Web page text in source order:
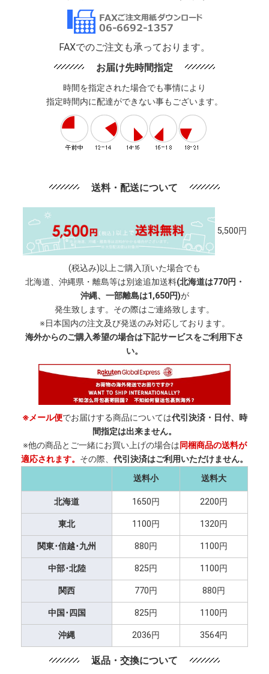
FAXでのご注文も承っております。
お届け先時間指定
時間を指定された場合でも事情により
指定時間内に配達ができない事もございます。
送料・配送について
5,500円
(税込み)以上ご購入頂いた場合でも
北海道、沖縄県・離島等は別途追加送料(北海道は770円・
沖縄、一部離島は1,650円)が
発生致します。その際はご連絡致します。
※日本国内の注文及び発送のみ対応しております。
海外からのご購入希望の場合は下記サービスをご利用下さ
い。
※メール便でお届けする商品については代引決済・日付、時
間指定は出来ません。
※他の商品とご一緒にお買い上げの場合は同梱商品の送料が
適応されます。 その際、 代引決済はご利用いただけません。
送料小
送料大
北海道 1650円 2200円
東北 1100円 1320円
関東･信越･九州 880円 1100円
中部･北陸 825円 1100円
関西 770円 880円
中国･四国 825円 1100円
沖縄 2036円 3564円
返品・交換について